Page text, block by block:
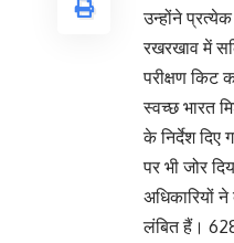
उन्होंने
रखरखाव में
परीक्षण किट
स्वच्छ भारत
के निर्देश दिए
पर भी जोर
अधिकारियों
लंबित हैं।